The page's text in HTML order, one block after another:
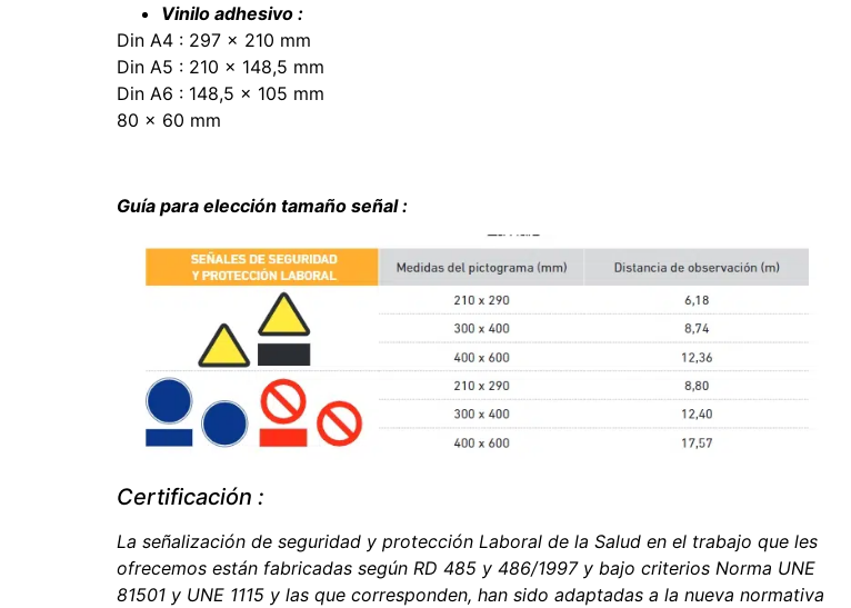
Vinilo adhesivo :
Din A4 : 297 x 210 mm
Din A5 : 210 x 148,5 mm
Din A6 : 148,5 x 105 mm
80 x 60 mm
Guía para elección tamaño señal :
Certificación :
La señalización de seguridad y protección Laboral de la Salud en el trabajo que les
ofrecemos están fabricadas según RD 485 y 486/1997 y bajo criterios Norma UNE
81501 y UNE 1115 y las que corresponden, han sido adaptadas a la nueva normativa